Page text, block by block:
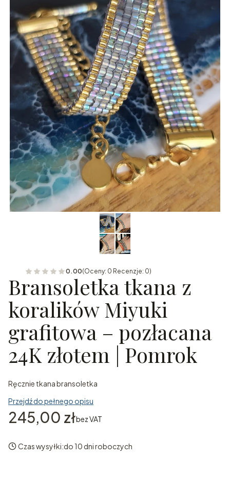
0.00(Oceny: 0 Recenzje: 0)
Bransoletka tkana z
koralików Miyuki
grafitowa – pozłacana
24K złotem | Pomrok
Ręcznie tkana bransoletka
Przejdź do pełnego opisu
Cena
245,00 złbez VAT
Czas wysyłki:do 10 dni roboczych